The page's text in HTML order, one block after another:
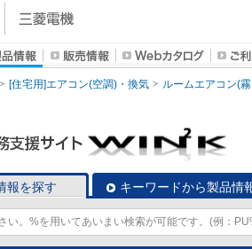
[住宅用]エアコン(空調)・換気 ルームエアコン(
報を探す キーワードから製品情